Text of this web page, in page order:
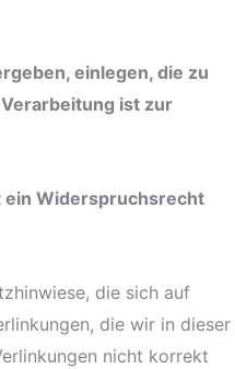
einlegen, die zu
ist zur
ein Widerspruchsrecht
die sich auf
die wir in dieser
nicht korrekt